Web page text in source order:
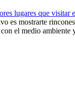
lugares que visitar
mostrarte
el medio ambiente